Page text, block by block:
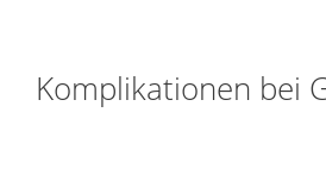
Komplikationen bei